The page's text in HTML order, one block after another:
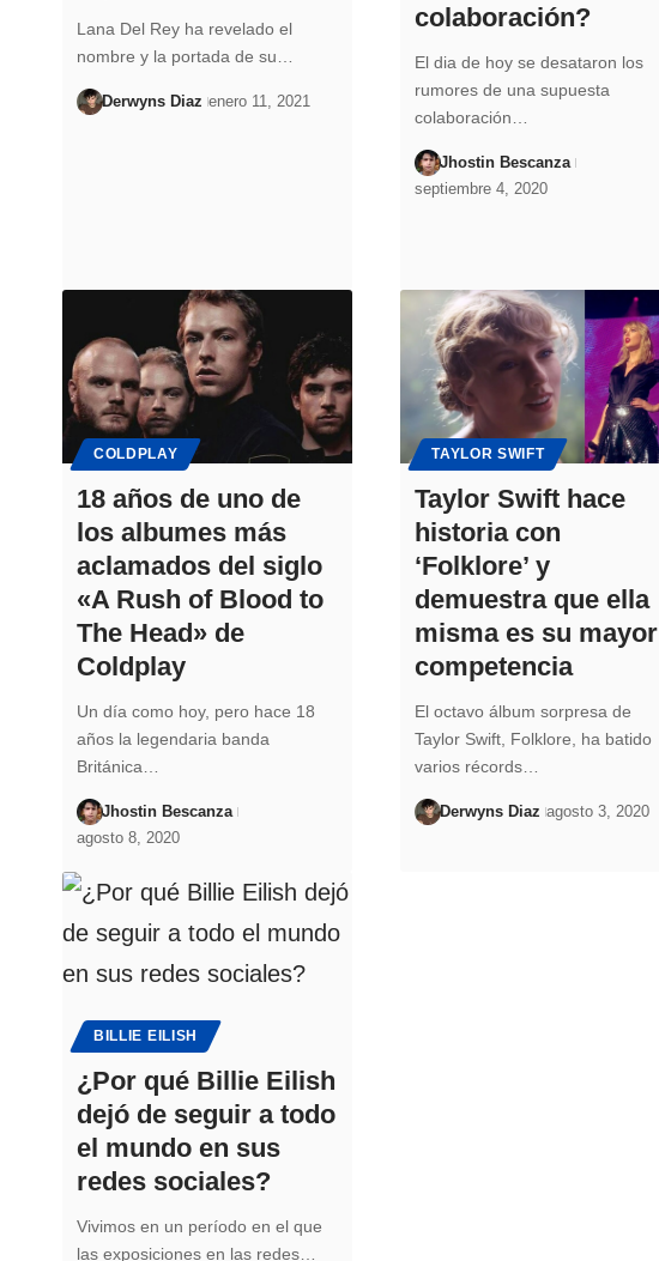
Lana Del Rey ha revelado el
nombre y la portada de su…
Derwyns Diaz enero 11, 2021
colaboración?
El dia de hoy se desataron los
rumores de una supuesta
colaboración…
Jhostin Bescanza
septiembre 4, 2020
COLDPLAY
18 años de uno de
los albumes más
aclamados del siglo
«A Rush of Blood to
The Head» de
Coldplay
Un día como hoy, pero hace 18
años la legendaria banda
Británica…
Jhostin Bescanza
agosto 8, 2020
TAYLOR SWIFT
Taylor Swift hace
historia con
‘Folklore’ y
demuestra que ella
misma es su mayor
competencia
El octavo álbum sorpresa de
Taylor Swift, Folklore, ha batido
varios récords…
Derwyns Diaz agosto 3, 2020
BILLIE EILISH
¿Por qué Billie Eilish
dejó de seguir a todo
el mundo en sus
redes sociales?
Vivimos en un período en el que
las exposiciones en las redes…